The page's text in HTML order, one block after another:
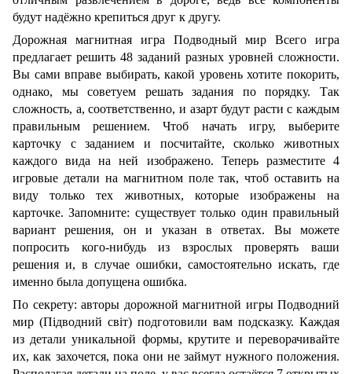
будут надёжно крепиться друг к другу.
Дорожная магнитная игра Подводный мир Всего игра
предлагает решить 48 заданий разных уровней сложности.
Вы сами вправе выбирать, какой уровень хотите покорить,
однако, мы советуем решать задания по порядку. Так
сложность, а, соответственно, и азарт будут расти с каждым
правильным решением. Чтоб начать игру, выберите
карточку с заданием и посчитайте, сколько животных
каждого вида на ней изображено. Теперь разместите 4
игровые детали на магнитном поле так, чтоб оставить на
виду только тех животных, которые изображены на
карточке. Запомните: существует только один правильный
вариант решения, он и указан в ответах. Вы можете
попросить кого-нибудь из взрослых проверять ваши
решения и, в случае ошибки, самостоятельно искать, где
именно была допущена ошибка.
По секрету: авторы дорожной магнитной игры Подводний
мир (Підводний світ) подготовили вам подсказку. Каждая
из детали уникальной формы, крутите и переворачивайте
их, как захочется, пока они не займут нужного положения.